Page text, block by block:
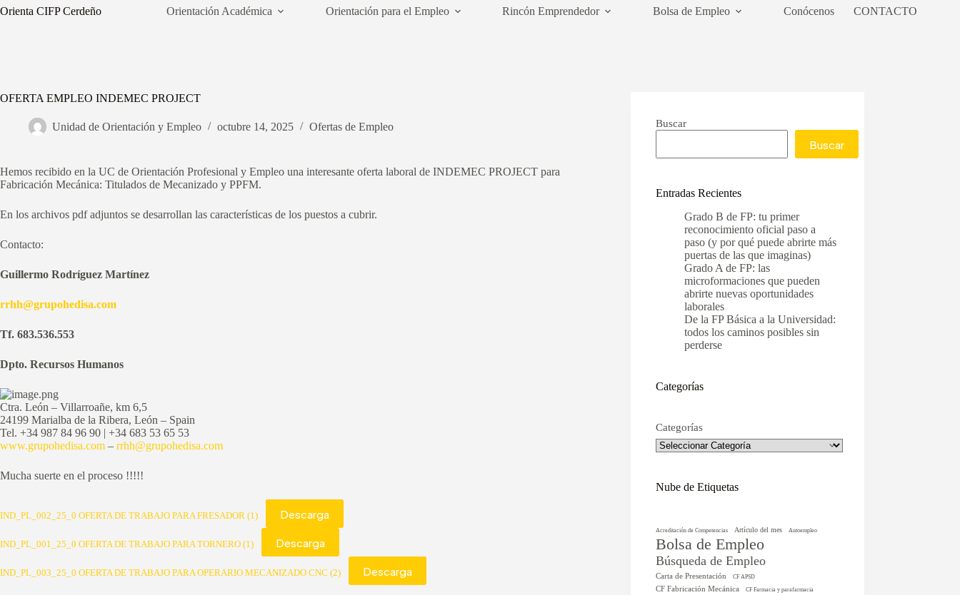
Saltar
al
Orienta CIFP Cerdeño Orientación Académica Orientación para el Empleo Rincón Emprendedor Bolsa de Empleo Conócenos CONTACTO
OFERTA EMPLEO INDEMEC PROJECT
Unidad de Orientación y Empleo octubre 14, 2025 Ofertas de Empleo
Hemos recibido en la UC de Orientación Profesional y Empleo una interesante oferta laboral de INDEMEC PROJECT para
Fabricación Mecánica: Titulados de Mecanizado y PPFM.
En los archivos pdf adjuntos se desarrollan las características de los puestos a cubrir.
Contacto:
Guillermo Rodríguez Martínez
rrhh@grupohedisa.com
Tf. 683.536.553
Dpto. Recursos Humanos
Ctra. León – Villarroañe, km 6,5
24199 Marialba de la Ribera, León – Spain
Tel. +34 987 84 96 90 | +34 683 53 65 53
www.grupohedisa.com – rrhh@grupohedisa.com
Mucha suerte en el proceso !!!!!
IND_PL_002_25_0 OFERTA DE TRABAJO PARA FRESADOR (1) Descarga
IND_PL_001_25_0 OFERTA DE TRABAJO PARA TORNERO (1) Descarga
IND_PL_003_25_0 OFERTA DE TRABAJO PARA OPERARIO MECANIZADO CNC (2) Descarga
Buscar
Buscar
Entradas Recientes
Grado B de FP: tu primer
reconocimiento oficial paso a
paso (y por qué puede abrirte más
puertas de las que imaginas)
Grado A de FP: las
microformaciones que pueden
abrirte nuevas oportunidades
laborales
De la FP Básica a la Universidad:
todos los caminos posibles sin
perderse
Categorías
Categorías
Nube de Etiquetas
Acreditación de Competencias Artículo del mes Autoempleo
Bolsa de Empleo
Búsqueda de Empleo
Carta de Presentación CF APSD
CF Fabricación Mecánica CF Farmacia y parafarmacia